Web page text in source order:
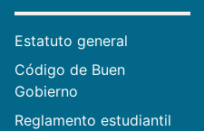
Estatuto general
Código de Buen
Gobierno
Reglamento estudiantil